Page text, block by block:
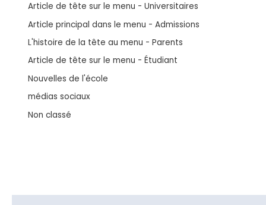
Article de tête sur le menu - Universitaires
Article principal dans le menu - Admissions
L'histoire de la tête au menu - Parents
Article de tête sur le menu - Étudiant
Nouvelles de l'école
médias sociaux
Non classé